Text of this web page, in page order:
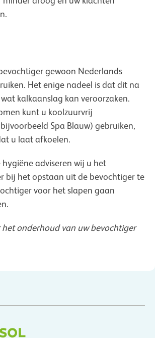
gewoon Nederlands
Het enige nadeel is dat dit na
kalkaanslag kan veroorzaken.
kunt u koolzuurvrij
Spa Blauw) gebruiken,
u laat afkoelen.
adviseren wij u het
bij het opstaan uit de bevochtiger te
voor het slapen gaan
onderhoud van uw bevochtiger